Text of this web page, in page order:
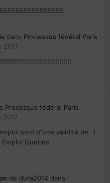
dans Processus fédéral Paris
2017
Processus fédéral Paris
2017
sont d'une validité de 1
Québec
de dura2014 dans